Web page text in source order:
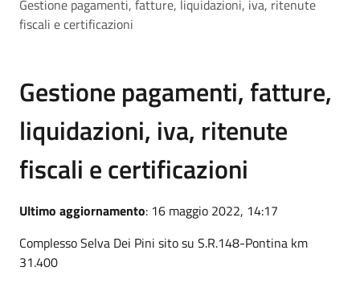
Gestione pagamenti, fatture, liquidazioni, iva, ritenute
fiscali e certificazioni
Gestione pagamenti, fatture,
liquidazioni, iva, ritenute
fiscali e certificazioni
Ultimo aggiornamento: 16 maggio 2022, 14:17
Complesso Selva Dei Pini sito su S.R.148-Pontina km
31.400